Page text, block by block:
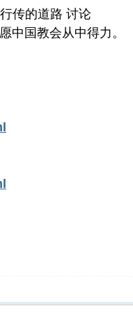
传的道路 讨论
中国教会从中得力。